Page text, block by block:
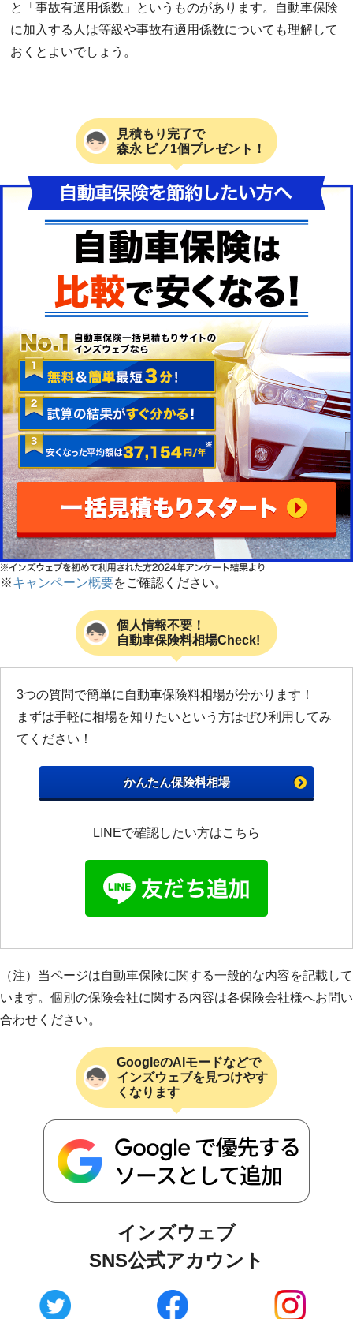
と「事故有適用係数」というものがあります。自動車保険
に加入する人は等級や事故有適用係数についても理解して
おくとよいでしょう。
見積もり完了で
森永 ピノ1個プレゼント！
※キャンペーン概要をご確認ください。
個人情報不要！
自動車保険料相場Check!
3つの質問で簡単に自動車保険料相場が分かります！
まずは手軽に相場を知りたいという方はぜひ利用してみ
てください！
かんたん保険料相場
LINEで確認したい方はこちら
（注）当ページは自動車保険に関する一般的な内容を記載して
います。個別の保険会社に関する内容は各保険会社様へお問い
合わせください。
GoogleのAIモードなどで
インズウェブを見つけやす
くなります
インズウェブ
SNS公式アカウント